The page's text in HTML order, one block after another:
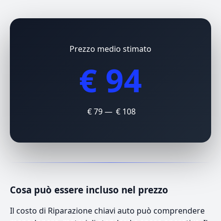
Prezzo medio stimato
€ 94
€ 79 — € 108
Cosa può essere incluso nel prezzo
Il costo di Riparazione chiavi auto può comprendere